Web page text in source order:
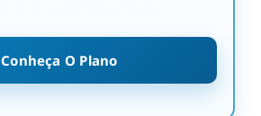
Conheça O Plano